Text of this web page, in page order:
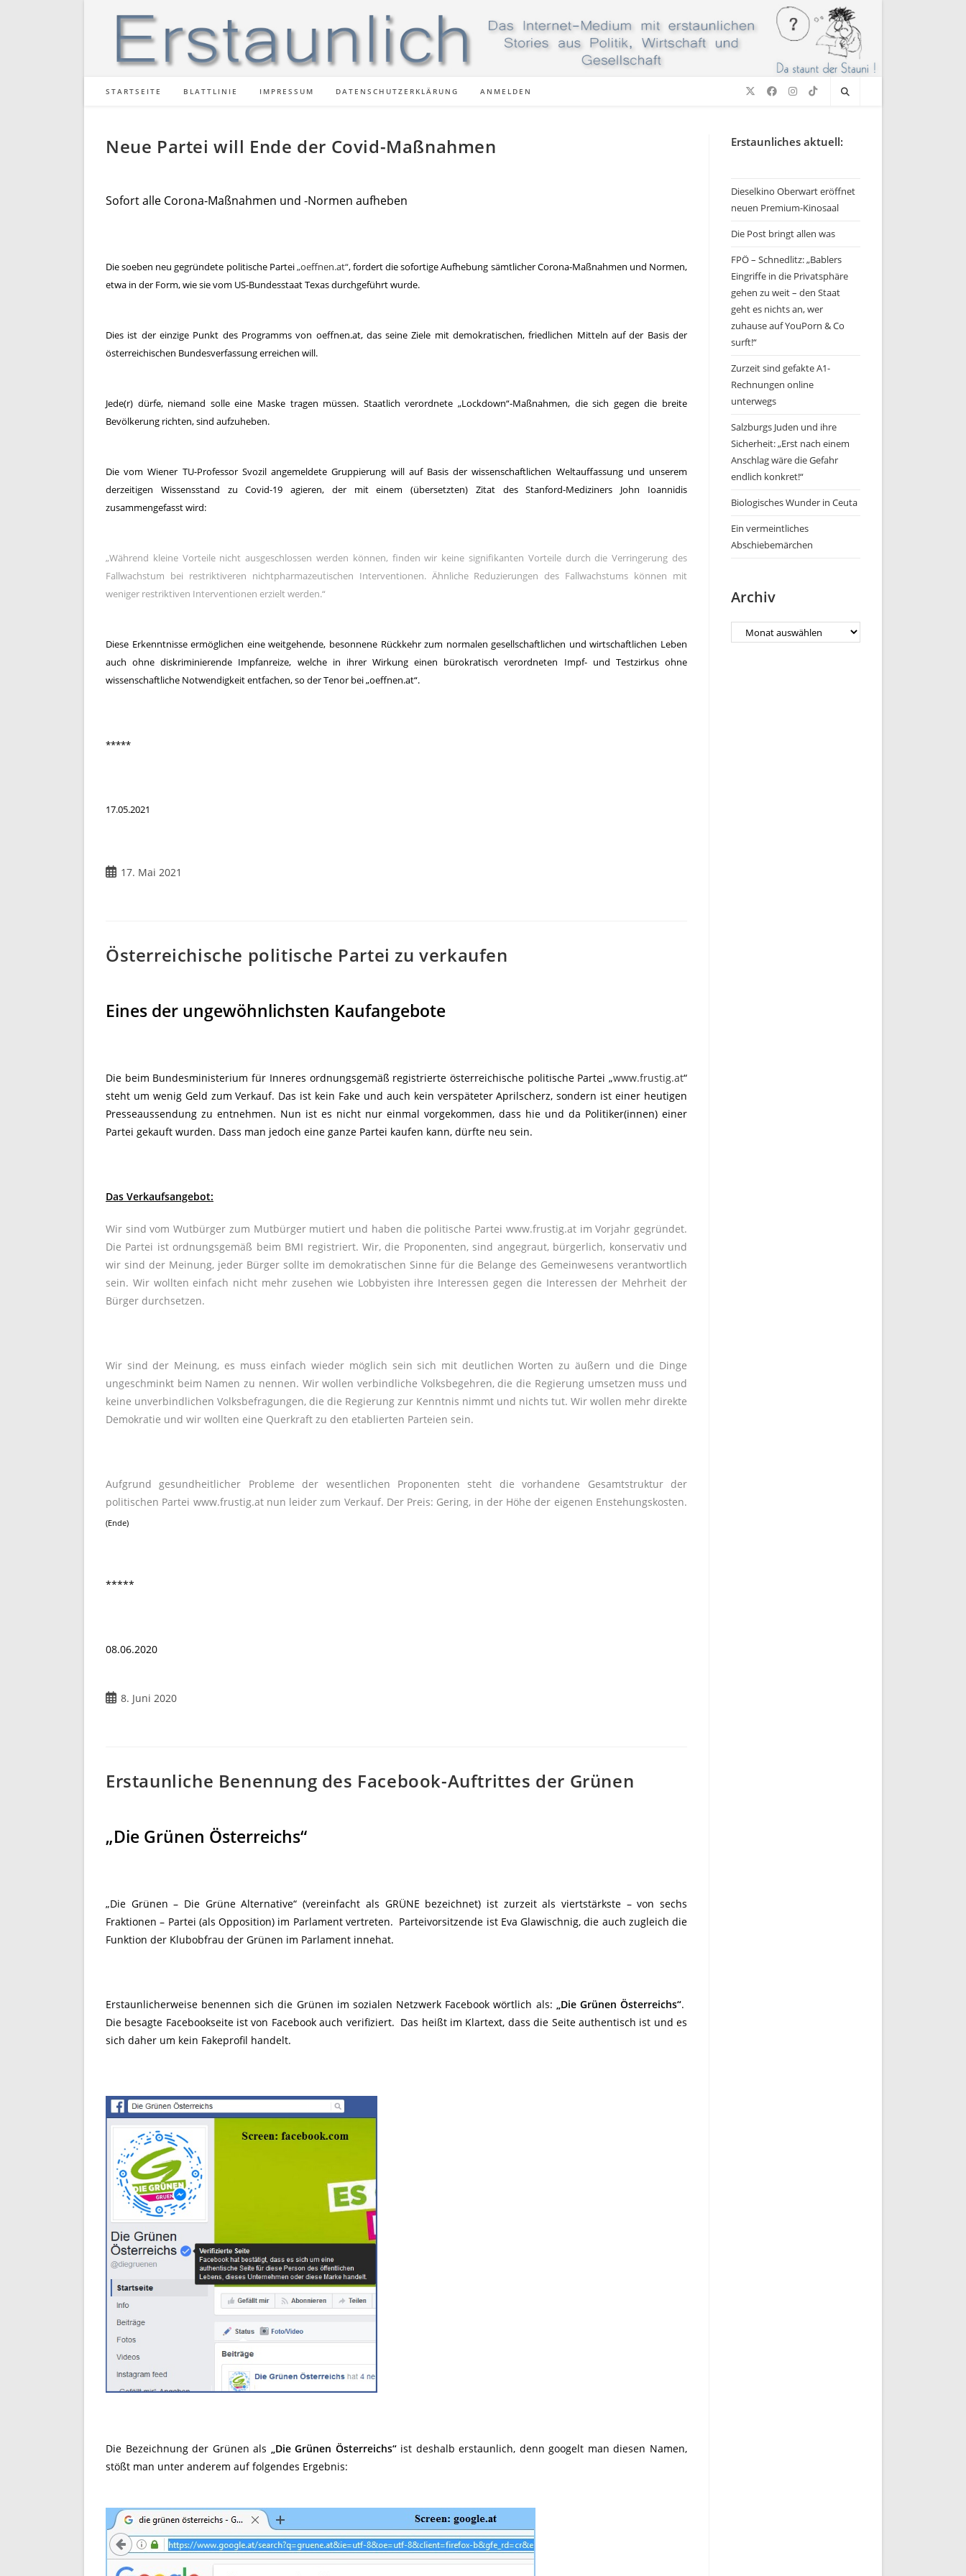
STARTSEITE BLATTLINIE IMPRESSUM DATENSCHUTZERKLÄRUNG ANMELDEN
Neue Partei will Ende der Covid-Maßnahmen
Sofort alle Corona-Maßnahmen und -Normen aufheben
Die soeben neu gegründete politische Partei„oeffnen.at“, fordert die sofortige Aufhebung sämtlicher Corona-Maßnahmen und Normen,
etwa in der Form, wie sie vom US-Bundesstaat Texas durchgeführt wurde.
Dies ist der einzige Punkt des Programms von oeffnen.at, das seine Ziele mit demokratischen, friedlichen Mitteln auf der Basis der
österreichischen Bundesverfassung erreichen will.
Jede(r) dürfe, niemand solle eine Maske tragen müssen. Staatlich verordnete „Lockdown“-Maßnahmen, die sich gegen die breite
Bevölkerung richten, sind aufzuheben.
Die vom Wiener TU-Professor Svozil angemeldete Gruppierung will auf Basis der wissenschaftlichen Weltauffassung und unserem
derzeitigen Wissensstand zu Covid-19 agieren, der mit einem (übersetzten) Zitat des Stanford-Mediziners John Ioannidis
zusammengefasst wird:
„Während kleine Vorteile nicht ausgeschlossen werden können, finden wir keine signifikanten Vorteile durch die Verringerung des
Fallwachstum bei restriktiveren nichtpharmazeutischen Interventionen. Ähnliche Reduzierungen des Fallwachstums können mit
weniger restriktiven Interventionen erzielt werden.“
Diese Erkenntnisse ermöglichen eine weitgehende, besonnene Rückkehr zum normalen gesellschaftlichen und wirtschaftlichen Leben
auch ohne diskriminierende Impfanreize, welche in ihrer Wirkung einen bürokratisch verordneten Impf- und Testzirkus ohne
wissenschaftliche Notwendigkeit entfachen, so der Tenor bei „oeffnen.at“.
*****
17.05.2021
17. Mai 2021
Österreichische politische Partei zu verkaufen
Eines der ungewöhnlichsten Kaufangebote
Die beim Bundesministerium für Inneres ordnungsgemäß registrierte österreichische politische Partei „www.frustig.at“
steht um wenig Geld zum Verkauf. Das ist kein Fake und auch kein verspäteter Aprilscherz, sondern ist einer heutigen
Presseaussendung zu entnehmen. Nun ist es nicht nur einmal vorgekommen, dass hie und da Politiker(innen) einer
Partei gekauft wurden. Dass man jedoch eine ganze Partei kaufen kann, dürfte neu sein.
Das Verkaufsangebot:
Wir sind vom Wutbürger zum Mutbürger mutiert und haben die politische Partei www.frustig.at im Vorjahr gegründet.
Die Partei ist ordnungsgemäß beim BMI registriert. Wir, die Proponenten, sind angegraut, bürgerlich, konservativ und
wir sind der Meinung, jeder Bürger sollte im demokratischen Sinne für die Belange des Gemeinwesens verantwortlich
sein. Wir wollten einfach nicht mehr zusehen wie Lobbyisten ihre Interessen gegen die Interessen der Mehrheit der
Bürger durchsetzen.
Wir sind der Meinung, es muss einfach wieder möglich sein sich mit deutlichen Worten zu äußern und die Dinge
ungeschminkt beim Namen zu nennen. Wir wollen verbindliche Volksbegehren, die die Regierung umsetzen muss und
keine unverbindlichen Volksbefragungen, die die Regierung zur Kenntnis nimmt und nichts tut. Wir wollen mehr direkte
Demokratie und wir wollten eine Querkraft zu den etablierten Parteien sein.
Aufgrund gesundheitlicher Probleme der wesentlichen Proponenten steht die vorhandene Gesamtstruktur der
politischen Partei www.frustig.at nun leider zum Verkauf. Der Preis: Gering, in der Höhe der eigenen Enstehungskosten.
(Ende)
*****
08.06.2020
8. Juni 2020
Erstaunliche Benennung des Facebook-Auftrittes der Grünen
„Die Grünen Österreichs“
„Die Grünen – Die Grüne Alternative“ (vereinfacht als GRÜNE bezeichnet) ist zurzeit als viertstärkste – von sechs
Fraktionen – Partei (als Opposition) im Parlament vertreten. Parteivorsitzende ist Eva Glawischnig, die auch zugleich die
Funktion der Klubobfrau der Grünen im Parlament innehat.
Erstaunlicherweise benennen sich die Grünen im sozialen Netzwerk Facebook wörtlich als: „Die Grünen Österreichs“.
Die besagte Facebookseite ist von Facebook auch verifiziert. Das heißt im Klartext, dass die Seite authentisch ist und es
sich daher um kein Fakeprofil handelt.
Die Bezeichnung der Grünen als „Die Grünen Österreichs“ist deshalb erstaunlich, denn googelt man diesen Namen,
stößt man unter anderem auf folgendes Ergebnis:
Erstaunliches aktuell:
Dieselkino Oberwart eröffnet
neuen Premium-Kinosaal
Die Post bringt allen was
FPÖ – Schnedlitz: „Bablers
Eingriffe in die Privatsphäre
gehen zu weit – den Staat
geht es nichts an, wer
zuhause auf YouPorn & Co
surft!“
Zurzeit sind gefakte A1-
Rechnungen online
unterwegs
Salzburgs Juden und ihre
Sicherheit: „Erst nach einem
Anschlag wäre die Gefahr
endlich konkret!“
Biologisches Wunder in Ceuta
Ein vermeintliches
Abschiebemärchen
Archiv